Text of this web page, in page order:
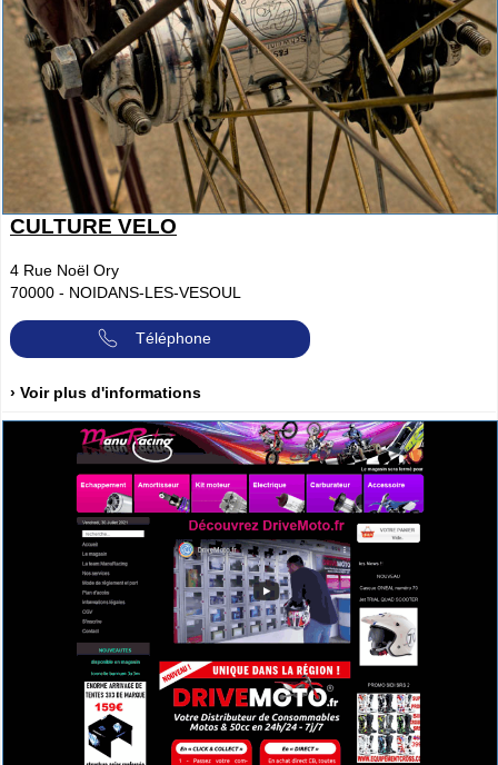
CULTURE VELO
4 Rue Noël Ory
70000 - NOIDANS-LES-VESOUL
Téléphone
› Voir plus d'informations